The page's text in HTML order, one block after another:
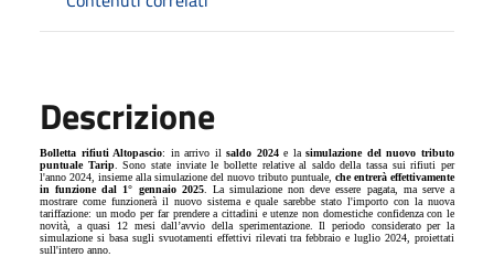
Descrizione
Bolletta rifiuti Altopascio: in arrivo ilsaldo 2024e lasimulazione del nuovo tributo
puntuale Tarip. Sono state inviate le bollette relative al saldo della tassa sui rifiuti per
l'anno 2024, insieme alla simulazione del nuovo tributo puntuale, che entrerà effettivamente
in funzione dal 1° gennaio 2025. La simulazione non deve essere pagata, ma serve a
mostrare come funzionerà il nuovo sistema e quale sarebbe stato l'importo con la nuova
tariffazione: un modo per far prendere a cittadini e utenze non domestiche confidenza con le
novità, a quasi 12 mesi dall’avvio della sperimentazione. Il periodo considerato per la
simulazione si basa sugli svuotamenti effettivi rilevati tra febbraio e luglio 2024, proiettati
sull'intero anno.